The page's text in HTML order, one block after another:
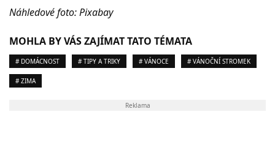
Náhledové foto: Pixabay
MOHLA BY VÁS ZAJÍMAT TATO TÉMATA
# DOMÁCNOST # TIPY A TRIKY # VÁNOCE # VÁNOČNÍ STROMEK
# ZIMA
Reklama